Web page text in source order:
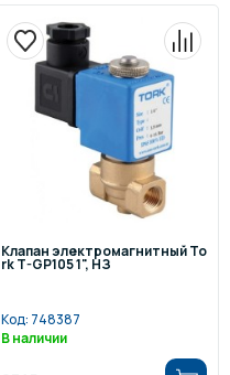
Клапан электромагнитный To
rk T-GP105 1", НЗ
Код: 748387
В наличии